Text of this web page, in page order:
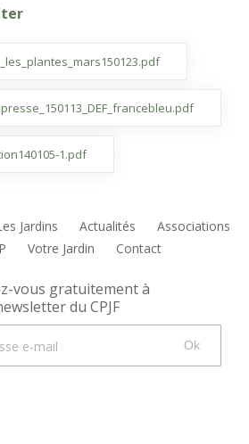
1.pdf
Jardins Actualités
Associations
Votre Jardin Contact
vous gratuitement à
du CPJF
Ok